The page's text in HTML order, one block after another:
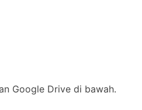
Google Drive di bawah.